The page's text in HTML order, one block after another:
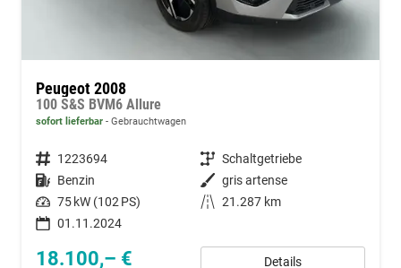
Peugeot 2008
100 S&S BVM6 Allure
sofort lieferbar Gebrauchtwagen
Fahrzeugnummer 1223694 Getriebe Schaltgetriebe
Kraftstoff Benzin Außenfarbe gris artense
Leistung 75 kW (102 PS) Kilometerstand 21.287 km
01.11.2024
18.100,– € Details